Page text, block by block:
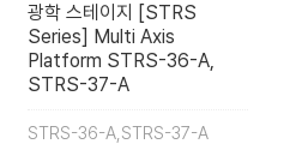
광학 스테이지 [STRS
Series] Multi Axis
Platform STRS-36-A,
STRS-37-A
STRS-36-A,STRS-37-A